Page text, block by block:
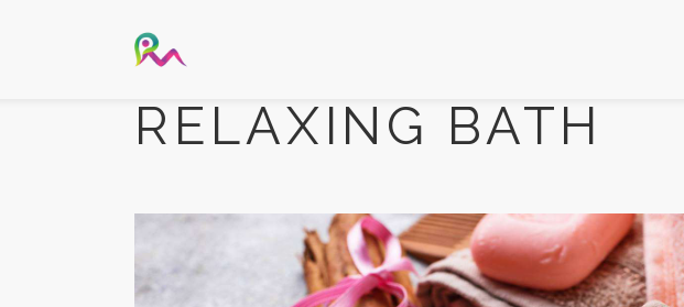
RELAXING BATH